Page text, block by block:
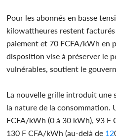
Pour les abonnés en basse
kilowattheures restent
paiement et 70 FCFA/kWh en
disposition vise à préserver le
vulnérables, soutient le
La nouvelle grille introduit une
la nature de la consommation.
FCFA/kWh (0 à 30 kWh), 93 F
130 F CFA/kWh (au-delà de 12